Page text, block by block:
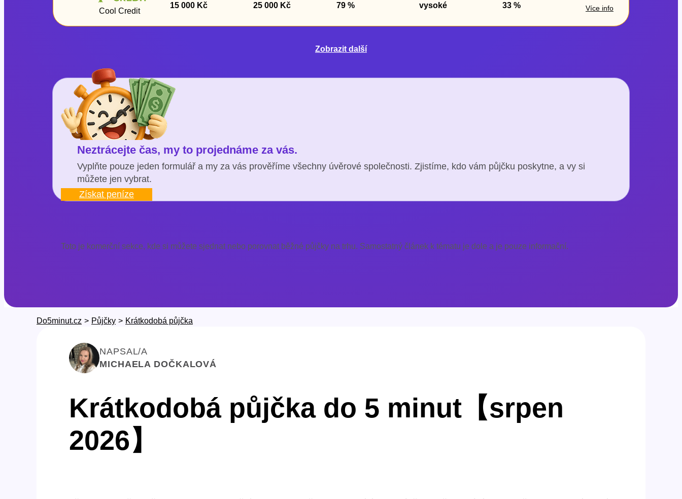
Cool Credit
15 000 Kč 25 000 Kč 79 % vysoké 33 % Více info
Zobrazit další
Neztrácejte čas, my to projednáme za vás.
Vyplňte pouze jeden formulář a my za vás prověříme všechny úvěrové společnosti. Zjistíme, kdo vám půjčku poskytne, a vy si
můžete jen vybrat.
Získat peníze
Toto je komerční sekce, kde si můžete sjednat nebo porovnat běžné půjčky na trhu. Samostatný článek k tématu je dole a je pouze informační.
Do5minut.cz > Půjčky > Krátkodobá půjčka
NAPSAL/A
MICHAELA DOČKALOVÁ
Krátkodobá půjčka do 5 minut【srpen
2026】